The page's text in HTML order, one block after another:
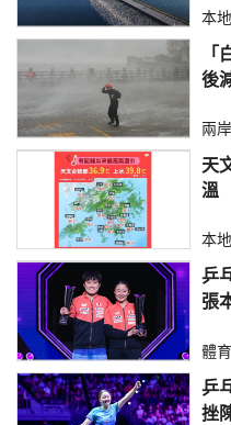
本地
後
兩岸
天
溫
本地
乒
體育
乒